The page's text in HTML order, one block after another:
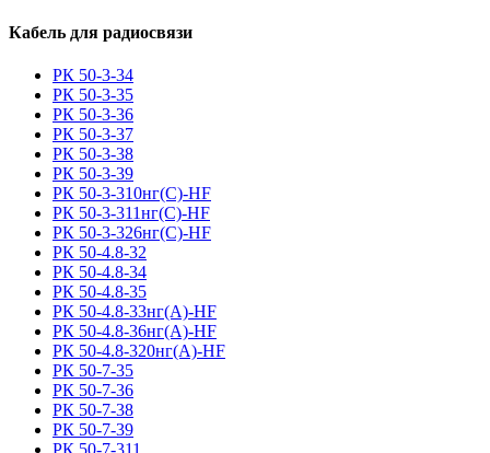
Кабель для радиосвязи
РК 50-3-34
РК 50-3-35
РК 50-3-36
РК 50-3-37
РК 50-3-38
РК 50-3-39
РК 50-3-310нг(С)-HF
РК 50-3-311нг(С)-HF
РК 50-3-326нг(С)-HF
РК 50-4.8-32
РК 50-4.8-34
РК 50-4.8-35
РК 50-4.8-33нг(A)-HF
РК 50-4.8-36нг(A)-HF
РК 50-4.8-320нг(A)-HF
РК 50-7-35
РК 50-7-36
РК 50-7-38
РК 50-7-39